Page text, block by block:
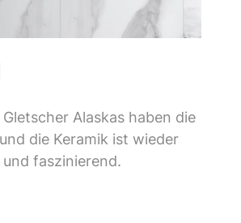
Alaskas haben die
die Keramik ist wieder
faszinierend.